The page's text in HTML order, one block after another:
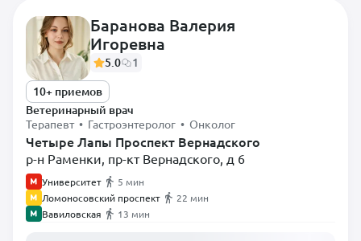
Дерматолог
Диетолог
Инфекционист
Кардиолог
Невролог
Нефролог
Онколог
Орнитолог
Баранова Валерия
Игоревна
5.0
1
10+ приемов
Ветеринарный врач
Терапевт • Гастроэнтеролог • Онколог
Четыре Лапы Проспект Вернадского
р-н Раменки, пр-кт Вернадского, д 6
Университет
5 мин
Ломоносовский проспект
22 мин
Вавиловская
13 мин